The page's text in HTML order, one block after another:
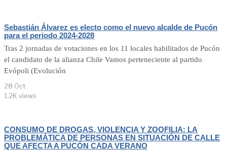
Sebastián Álvarez es electo como el nuevo alcalde de Pucón
para el periodo 2024-2028
Tras 2 jornadas de votaciones en los 11 locales habilitados de Pucón
el candidato de la alianza Chile Vamos perteneciente al partido
Evópoli (Evolución
28 Oct
1.2K views
CONSUMO DE DROGAS, VIOLENCIA Y ZOOFILIA: LA
PROBLEMÁTICA DE PERSONAS EN SITUACIÓN DE CALLE
QUE AFECTA A PUCÓN CADA VERANO